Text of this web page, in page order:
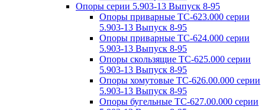
Опоры серии 5.903-13 Выпуск 8-95
Опоры приварные ТС-623.000 серии
5.903-13 Выпуск 8-95
Опоры приварные ТС-624.000 серии
5.903-13 Выпуск 8-95
Опоры скользящие ТС-625.000 серии
5.903-13 Выпуск 8-95
Опоры хомутовые ТС-626.00.000 серии
5.903-13 Выпуск 8-95
Опоры бугельные ТС-627.00.000 серии